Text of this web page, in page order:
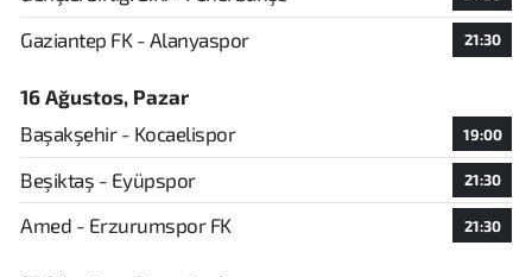
Gaziantep FK - Alanyaspor 21:30
16 Ağustos, Pazar
Başakşehir - Kocaelispor
19:00
Beşiktaş - Eyüpspor 21:30
Amed - Erzurumspor FK 21:30